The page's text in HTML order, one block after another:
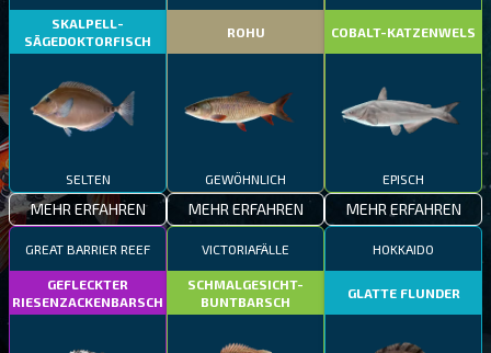
SKALPELL-
SÄGEDOKTORFISCH
SELTEN
MEHR ERFAHREN
ROHU
GEWÖHNLICH
MEHR ERFAHREN
COBALT-KATZENWELS
EPISCH
MEHR ERFAHREN
GREAT BARRIER REEF
GEFLECKTER
RIESENZACKENBARSCH
VICTORIAFÄLLE
SCHMALGESICHT-
BUNTBARSCH
HOKKAIDO
GLATTE FLUNDER